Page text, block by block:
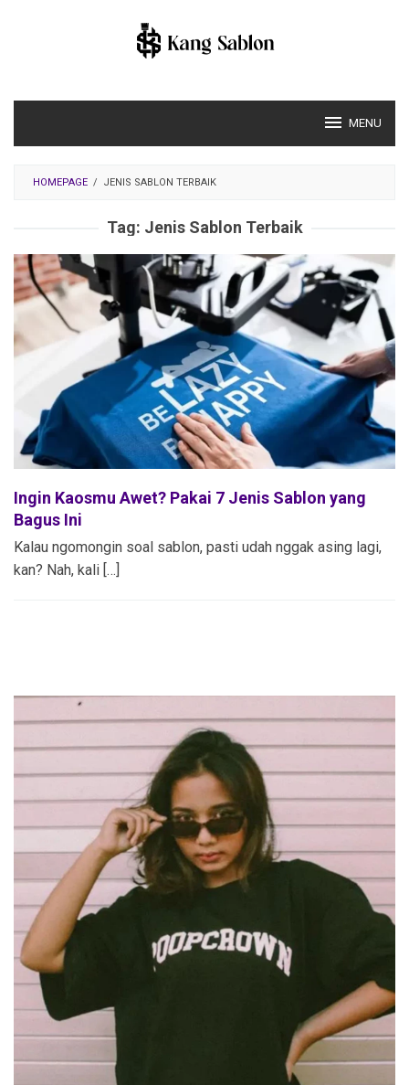
MENU
HOMEPAGE / JENIS SABLON TERBAIK
Tag: Jenis Sablon Terbaik
Ingin Kaosmu Awet? Pakai 7 Jenis Sablon yang
Bagus Ini
Kalau ngomongin soal sablon, pasti udah nggak asing lagi,
kan? Nah, kali […]